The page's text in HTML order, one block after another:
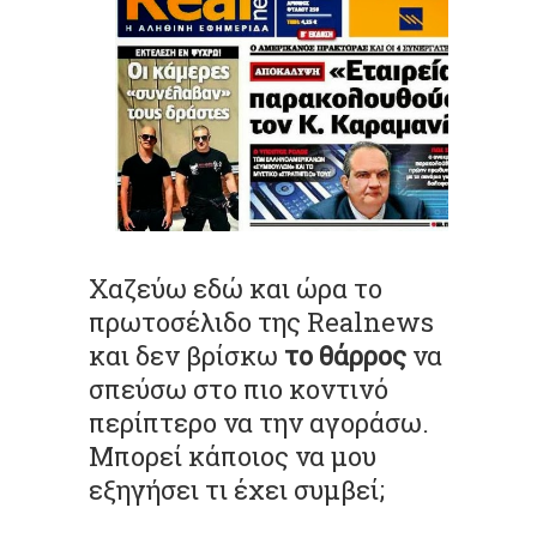
Χαζεύω εδώ και ώρα το
πρωτοσέλιδο της Realnews
και δεν βρίσκω το θάρρος να
σπεύσω στο πιο κοντινό
περίπτερο να την αγοράσω.
Μπορεί κάποιος να μου
εξηγήσει τι έχει συμβεί;